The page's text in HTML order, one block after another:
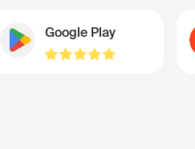
Google Play